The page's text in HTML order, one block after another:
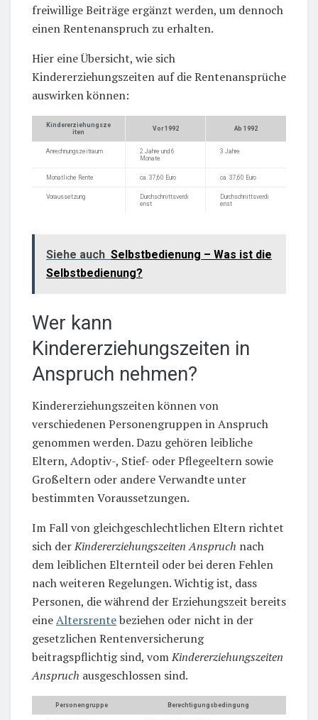
freiwillige Beiträge ergänzt werden, um dennoch
einen Rentenanspruch zu erhalten.
Hier eine Übersicht, wie sich
Kindererziehungszeiten auf die Rentenansprüche
auswirken können:
Kindererziehungsze
iten
Vor 1992 Ab 1992
Anrechnungszeitraum
2 Jahre und 6
Monate
3 Jahre
Monatliche Rente ca. 37,60 Euro ca. 37,60 Euro
Voraussetzung
Durchschnittsverdi
enst
Durchschnittsverdi
enst
Siehe auch Selbstbedienung – Was ist die
Selbstbedienung?
Wer kann
Kindererziehungszeiten in
Anspruch nehmen?
Kindererziehungszeiten können von
verschiedenen Personengruppen in Anspruch
genommen werden. Dazu gehören leibliche
Eltern, Adoptiv-, Stief- oder Pflegeeltern sowie
Großeltern oder andere Verwandte unter
bestimmten Voraussetzungen.
Im Fall von gleichgeschlechtlichen Eltern richtet
sich derKindererziehungszeiten Anspruch nach
dem leiblichen Elternteil oder bei deren Fehlen
nach weiteren Regelungen. Wichtig ist, dass
Personen, die während der Erziehungszeit bereits
eineAltersrentebeziehen oder nicht in der
gesetzlichen Rentenversicherung
beitragspflichtig sind, vomKindererziehungszeiten
Anspruch ausgeschlossen sind.
Personengruppe Berechtigungsbedingung